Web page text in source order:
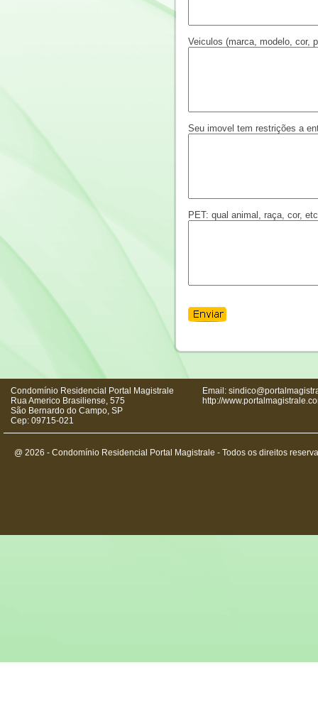
Veiculos (marca, modelo, cor,
Seu imovel tem restrições a
PET: qual animal, raça, cor,
Condomínio Residencial Portal Magistrale
Rua Americo Brasiliense, 575
São Bernardo do Campo, SP
Cep: 09715-021
Email:
http://
@ 2026 - Condomínio Residencial Portal Magistrale - Todos os direitos